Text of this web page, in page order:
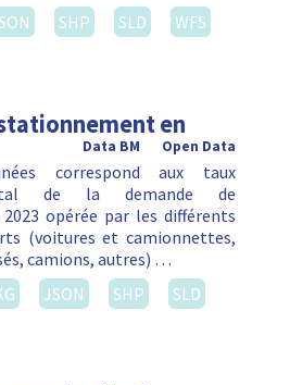
SHP SLD
WFS
en
Open Data
Data BM
correspond aux taux
de la demande de
opérée par les différents
(voitures et camionnettes,
camions, autres) …
JSON SHP
SLD